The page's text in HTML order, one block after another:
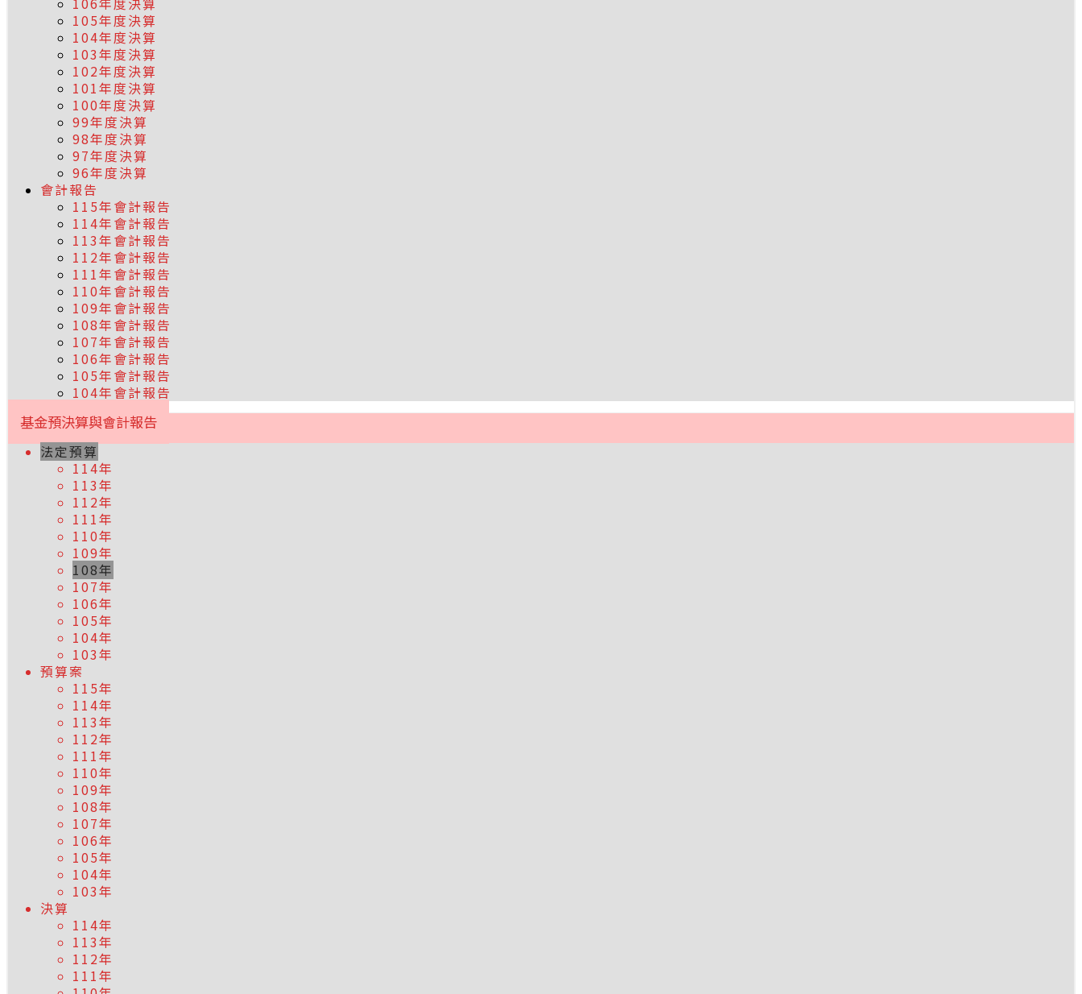
105年度決算
104年度決算
103年度決算
102年度決算
101年度決算
100年度決算
99年度決算
98年度決算
97年度決算
96年度決算
會計報告
115年會計報告
114年會計報告
113年會計報告
112年會計報告
111年會計報告
110年會計報告
109年會計報告
108年會計報告
107年會計報告
106年會計報告
105年會計報告
104年會計報告
基金預決算與會計報告
法定預算
114年
113年
112年
111年
110年
109年
108年
107年
106年
105年
104年
103年
預算案
115年
114年
113年
112年
111年
110年
109年
108年
107年
106年
105年
104年
103年
決算
114年
113年
112年
111年